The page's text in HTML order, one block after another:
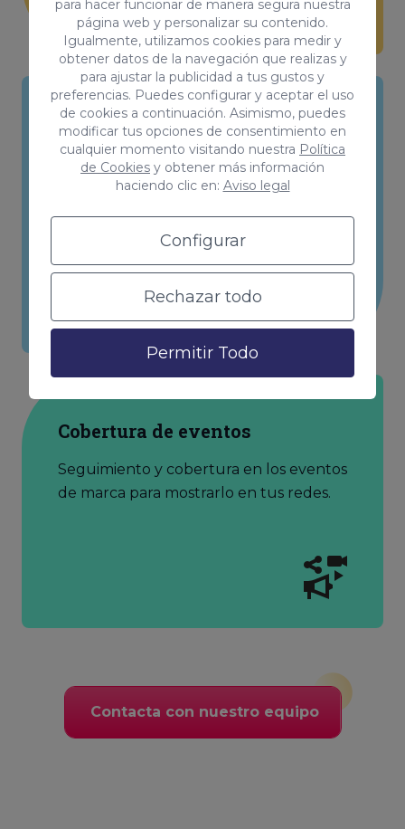
para hacer funcionar de manera segura nuestra
página web y personalizar su contenido.
Igualmente, utilizamos cookies para medir y
obtener datos de la navegación que realizas y
para ajustar la publicidad a tus gustos y
preferencias. Puedes configurar y aceptar el uso
de cookies a continuación. Asimismo, puedes
modificar tus opciones de consentimiento en
cualquier momento visitando nuestra Política
de Cookies y obtener más información
haciendo clic en: Aviso legal
Configurar
Rechazar todo
Permitir Todo
Sesiones de foto y vídeo
Porque una imagen vale más que mil
palabras y en las redes esto se
multiplica por 3.
Cobertura de eventos
Seguimiento y cobertura en los eventos
de marca para mostrarlo en tus redes.
Contacta con nuestro equipo